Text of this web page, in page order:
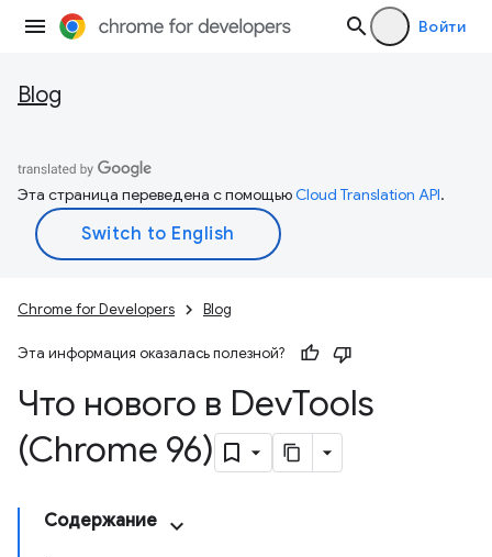
Войти
Blog
Эта страница переведена с помощьюCloud Translation API.
Chrome for Developers Blog
Эта информация оказалась полезной?
Что нового в DevTools
(Chrome 96)
Содержание